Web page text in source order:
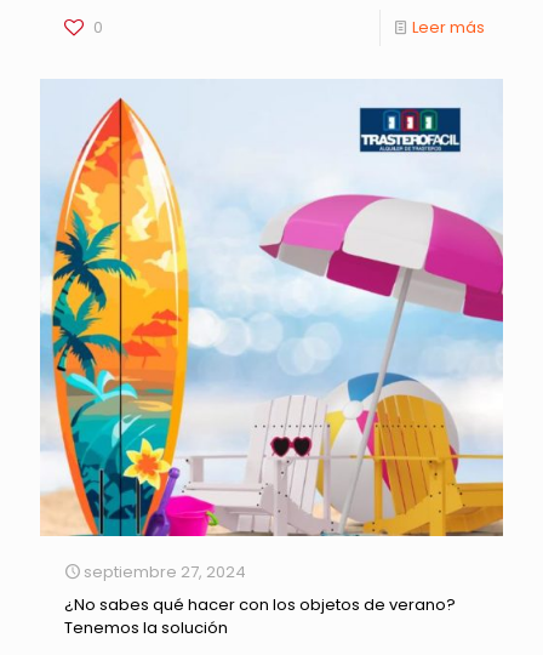
0 Leer más
septiembre 27, 2024
¿No sabes qué hacer con los objetos de verano?
Tenemos la solución